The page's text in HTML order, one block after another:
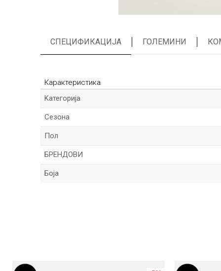
СПЕЦИФИКАЦИЈА ГОЛЕМИНИ
Карактеристика
Kатегорија
Сезона
Пол
БРЕНДОВИ
Боја